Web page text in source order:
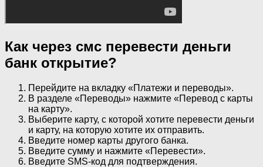
Как через смс перевести деньги
банк открытие?
Перейдите на вкладку «Платежи и переводы».
В разделе «Переводы» нажмите «Перевод с карты
на карту».
Выберите карту, с которой хотите перевести деньги
и карту, на которую хотите их отправить.
Введите номер карты другого банка.
Введите сумму и нажмите «Перевести».
Введите SMS-код для подтверждения.